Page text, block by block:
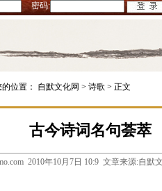
密码:
位置： 自默文化网 > 诗歌 > 正文
古今诗词名句荟萃
2010年10月7日 10:9 文章来源:自默